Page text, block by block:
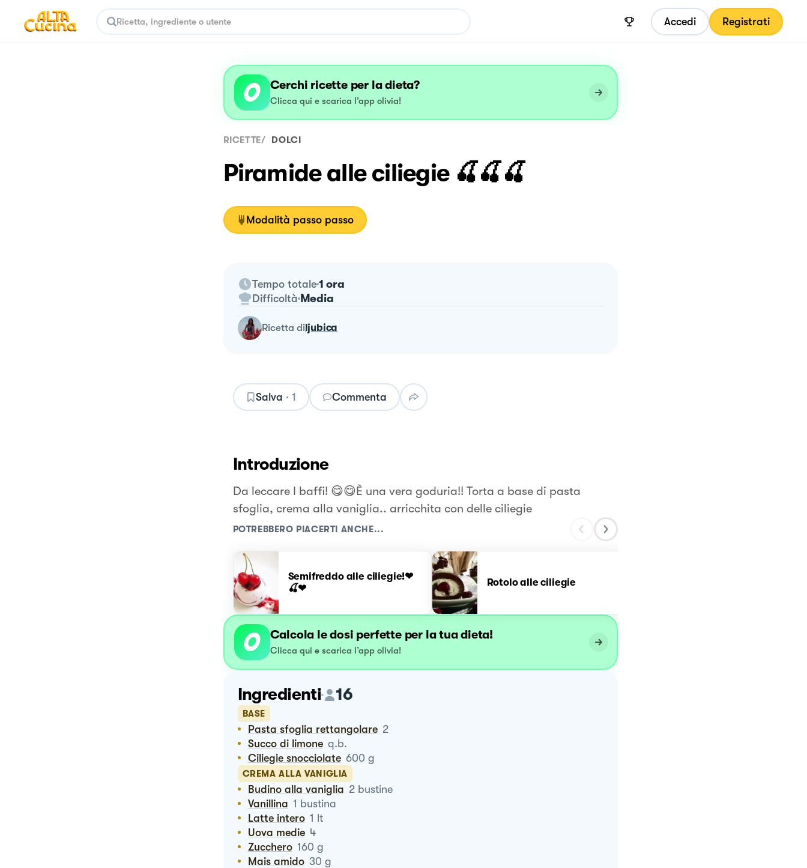
Accedi Registrati
Cerchi ricette per la dieta?
Clicca qui e scarica l’app olivia!
RICETTE/ DOLCI
Piramide alle ciliegie 🍒🍒🍒
Modalità passo passo
Tempo totale 1 ora
Difficoltà Media
ricetta diljubica
Salva · 1 Commenta
Introduzione
Da leccare I baffi! 😋😋È una vera goduria!! Torta a base di pasta
sfoglia, crema alla vaniglia.. arricchita con delle ciliegie
POTREBBERO PIACERTI ANCHE...
Semifreddo alle ciliegie!❤
🍒❤
Rotolo alle ciliegie
Calcola le dosi perfette per la tua dieta!
Clicca qui e scarica l’app olivia!
Ingredienti 16
BASE
Pasta sfoglia rettangolare 2
Succo di limone q.b.
Ciliegie snocciolate 600 g
CREMA ALLA VANIGLIA
Budino alla vaniglia 2 bustine
Vanillina 1 bustina
Latte intero 1 lt
Uova medie 4
Zucchero 160 g
Mais amido 30 g